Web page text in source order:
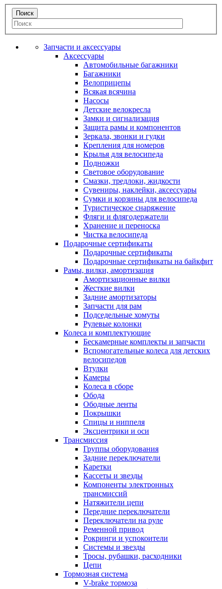
Запчасти и аксессуары
Аксессуары
Автомобильные багажники
Багажники
Велоприцепы
Всякая всячина
Насосы
Детские велокресла
Замки и сигнализация
Защита рамы и компонентов
Зеркала, звонки и гудки
Крепления для номеров
Крылья для велосипеда
Подножки
Световое оборудование
Смазки, тредлоки, жидкости
Сувениры, наклейки, аксессуары
Сумки и корзины для велосипеда
Туристическое снаряжение
Фляги и флягодержатели
Хранение и переноска
Чистка велосипеда
Подарочные сертификаты
Подарочные сертификаты
Подарочные сертификаты на байкфит
Рамы, вилки, амортизация
Амортизационные вилки
Жесткие вилки
Задние амортизаторы
Запчасти для рам
Подседельные хомуты
Рулевые колонки
Колеса и комплектующие
Бескамерные комплекты и запчасти
Вспомогательные колеса для детских
велосипедов
Втулки
Камеры
Колеса в сборе
Обода
Ободные ленты
Покрышки
Спицы и ниппеля
Эксцентрики и оси
Трансмиссия
Группы оборудования
Задние переключатели
Каретки
Кассеты и звезды
Компоненты электронных
трансмиссий
Натяжители цепи
Передние переключатели
Переключатели на руле
Ременной привод
Рокринги и успокоители
Системы и звезды
Тросы, рубашки, расходники
Цепи
Тормозная система
V-brake тормоза